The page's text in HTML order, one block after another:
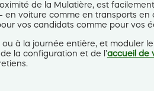
de la Mulatière, est
en voiture comme en transports
vos candidats comme pour vos
à la journée entière, et moduler
la configuration et de l’accueil de